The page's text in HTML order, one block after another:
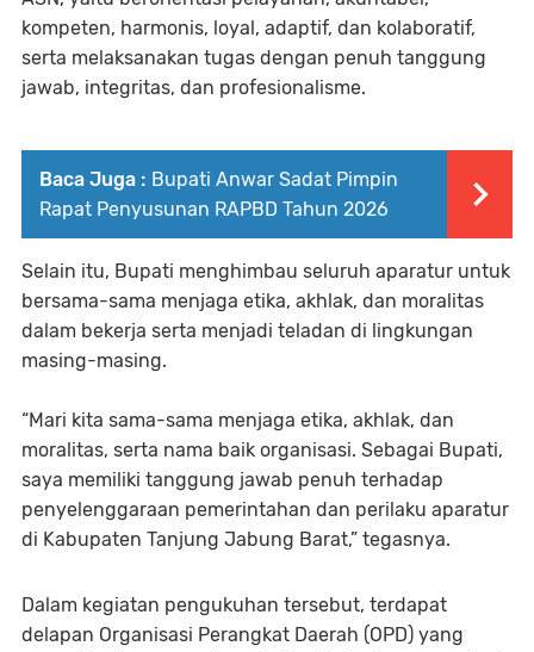
kompeten, harmonis, loyal, adaptif, dan kolaboratif,
serta melaksanakan tugas dengan penuh tanggung
jawab, integritas, dan profesionalisme.
Baca Juga : Bupati Anwar Sadat Pimpin
Rapat Penyusunan RAPBD Tahun 2026
Selain itu, Bupati menghimbau seluruh aparatur untuk
bersama-sama menjaga etika, akhlak, dan moralitas
dalam bekerja serta menjadi teladan di lingkungan
masing-masing.
“Mari kita sama-sama menjaga etika, akhlak, dan
moralitas, serta nama baik organisasi. Sebagai Bupati,
saya memiliki tanggung jawab penuh terhadap
penyelenggaraan pemerintahan dan perilaku aparatur
di Kabupaten Tanjung Jabung Barat,” tegasnya.
Dalam kegiatan pengukuhan tersebut, terdapat
delapan Organisasi Perangkat Daerah (OPD) yang